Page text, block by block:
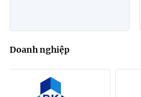
Doanh nghiệp